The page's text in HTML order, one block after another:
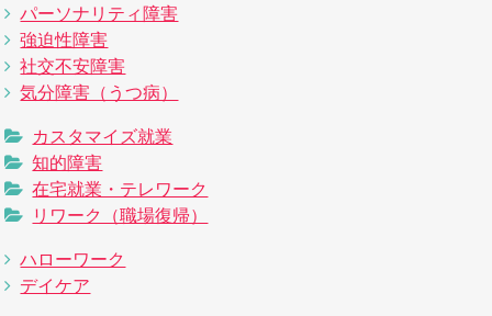
パーソナリティ障害
強迫性障害
社交不安障害
気分障害（うつ病）
カスタマイズ就業
知的障害
在宅就業・テレワーク
リワーク（職場復帰）
ハローワーク
デイケア